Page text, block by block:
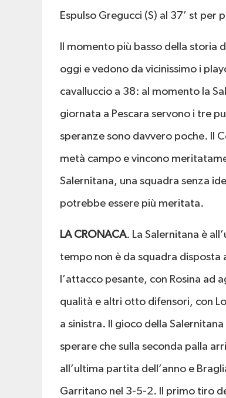
Espulso Gregucci (S) al 37’ st per
Il momento più basso della
oggi e vedono da vicinissimo i
cavalluccio a 38: al momento la
giornata a Pescara servono i tre
speranze sono davvero poche. Il
metà campo e vincono
Salernitana, una squadra senza
potrebbe essere più meritata.
LA CRONACA. La Salernitana è
tempo non è da squadra
l’attacco pesante, con Rosina ad
qualità e altri otto difensori, con
a sinistra. Il gioco della
sperare che sulla seconda palla
all’ultima partita dell’anno e
Garritano nel 3-5-2. Il primo tiro